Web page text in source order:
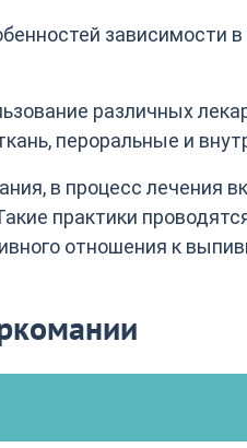
зависимости
различных
пероральные и
в процесс лечения
практики
отношения к